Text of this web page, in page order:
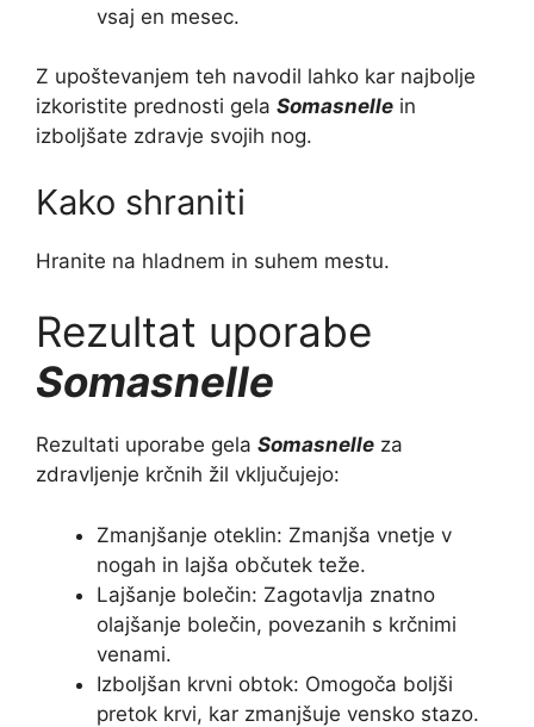
vsaj en mesec.
Z upoštevanjem teh navodil lahko kar najbolje
izkoristite prednosti gela Somasnelle in
izboljšate zdravje svojih nog.
Kako shraniti
Hranite na hladnem in suhem mestu.
Rezultat uporabe
Somasnelle
Rezultati uporabe gela Somasnelle za
zdravljenje krčnih žil vključujejo:
Zmanjšanje oteklin: Zmanjša vnetje v
nogah in lajša občutek teže.
Lajšanje bolečin: Zagotavlja znatno
olajšanje bolečin, povezanih s krčnimi
venami.
Izboljšan krvni obtok: Omogoča boljši
pretok krvi, kar zmanjšuje vensko stazo.